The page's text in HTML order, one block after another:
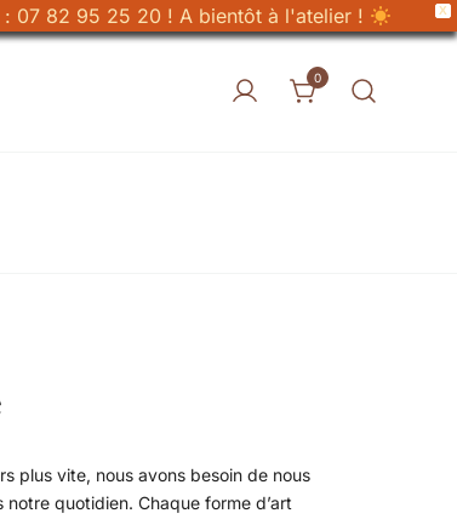
X
07 82 95 25 20 ! A bientôt à l'atelier !
0
plus vite, nous avons besoin de nous
quotidien. Chaque forme d’art